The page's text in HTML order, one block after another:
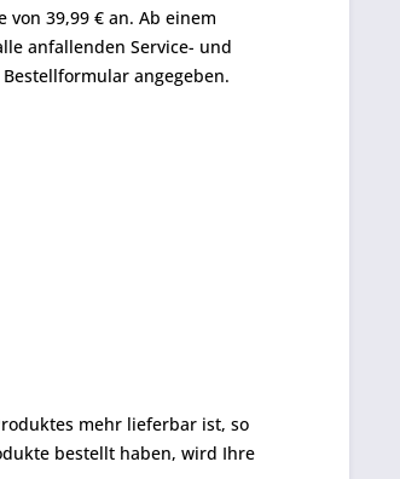
39,99 € an. Ab einem
anfallenden Service- und
angegeben.
mehr lieferbar ist, so
bestellt haben, wird Ihre